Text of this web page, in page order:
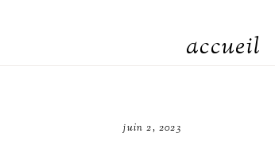
accueil
juin 2, 2023